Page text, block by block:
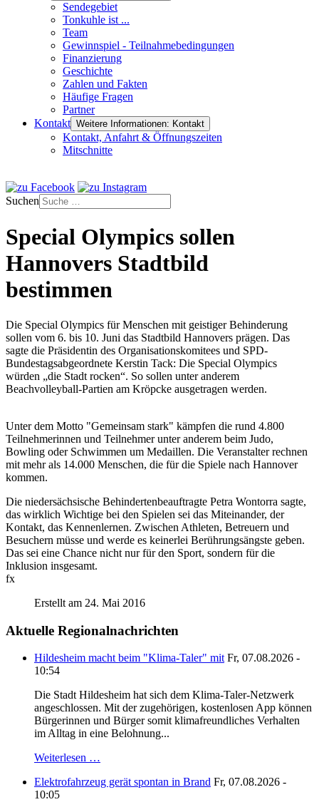
Sendegebiet
Tonkuhle ist ...
Team
Gewinnspiel - Teilnahmebedingungen
Finanzierung
Geschichte
Zahlen und Fakten
Häufige Fragen
Partner
Kontakt Weitere Informationen: Kontakt
Kontakt, Anfahrt & Öffnungszeiten
Mitschnitte
Suchen
Special Olympics sollen
Hannovers Stadtbild
bestimmen
Die Special Olympics für Menschen mit geistiger Behinderung
sollen vom 6. bis 10. Juni das Stadtbild Hannovers prägen. Das
sagte die Präsidentin des Organisationskomitees und SPD-
Bundestagsabgeordnete Kerstin Tack: Die Special Olympics
würden „die Stadt rocken“. So sollen unter anderem
Beachvolleyball-Partien am Kröpcke ausgetragen werden.
Unter dem Motto "Gemeinsam stark" kämpfen die rund 4.800
Teilnehmerinnen und Teilnehmer unter anderem beim Judo,
Bowling oder Schwimmen um Medaillen. Die Veranstalter rechnen
mit mehr als 14.000 Menschen, die für die Spiele nach Hannover
kommen.
Die niedersächsische Behindertenbeauftragte Petra Wontorra sagte,
das wirklich Wichtige bei den Spielen sei das Miteinander, der
Kontakt, das Kennenlernen. Zwischen Athleten, Betreuern und
Besuchern müsse und werde es keinerlei Berührungsängste geben.
Das sei eine Chance nicht nur für den Sport, sondern für die
Inklusion insgesamt.
fx
Erstellt am 24. Mai 2016
Aktuelle Regionalnachrichten
Hildesheim macht beim "Klima-Taler" mit Fr, 07.08.2026 -
10:54
Die Stadt Hildesheim hat sich dem Klima-Taler-Netzwerk
angeschlossen. Mit der zugehörigen, kostenlosen App können
Bürgerinnen und Bürger somit klimafreundliches Verhalten
im Alltag in eine Belohnung...
Weiterlesen …
Elektrofahrzeug gerät spontan in Brand Fr, 07.08.2026 -
10:05